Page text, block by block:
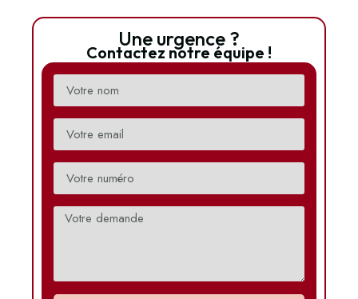
Une urgence ?
Contactez notre équipe !